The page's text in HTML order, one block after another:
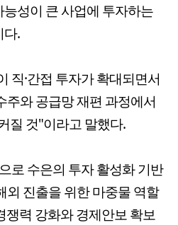
성이 큰 사업에 투자하는
다.
직·간접 투자가 확대되면서
주와 공급망 재편 과정에서
질 것"이라고 말했다.
로 수은의 투자 활성화 기반
외 진출을 위한 마중물 역할
쟁력 강화와 경제안보 확보